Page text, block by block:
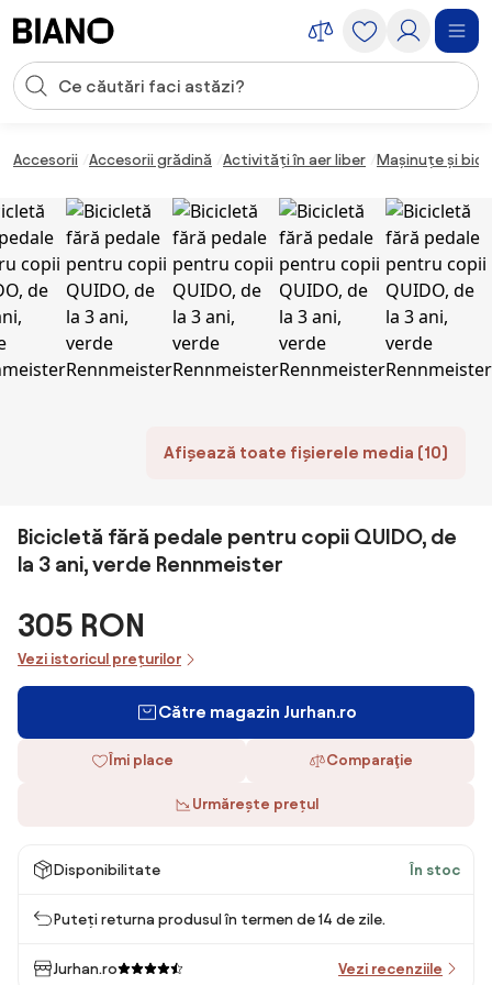
Introducerea căutării
Accesorii Accesorii grădină Activități în aer liber Mașinuțe și
Afișează toate fișierele media (10)
Bicicletă fără pedale pentru copii QUIDO, de
la 3 ani, verde Rennmeister
305 RON
Vezi istoricul prețurilor
Către magazin Jurhan.ro
Îmi place Comparaţie
Urmărește prețul
Disponibilitate În stoc
Puteți returna produsul în termen de 14 de zile.
Jurhan.ro Vezi recenziile